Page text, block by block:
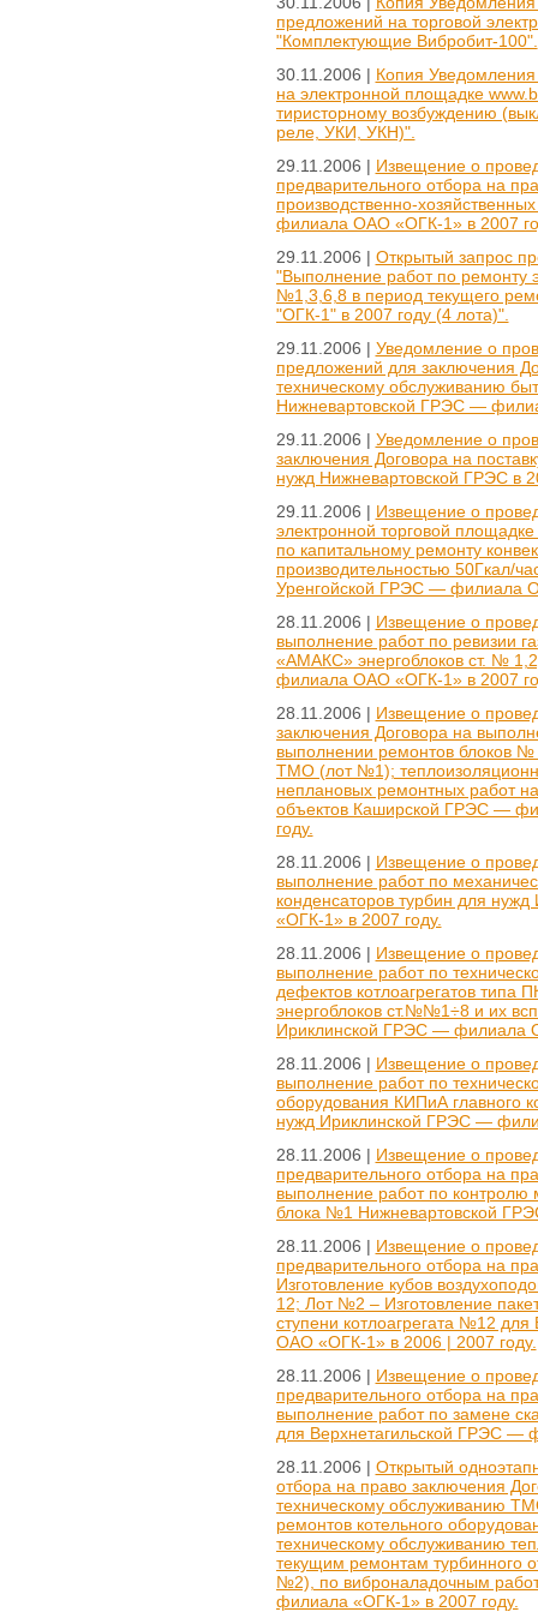
предложений на торговой
"Комплектующие Вибробит-100".
30.11.2006 | Копия Уведомления
на электронной площадке
тиристорному возбуждению
реле, УКИ, УКН)".
29.11.2006 | Извещение о
предварительного отбора на
производственно-
филиала ОАО «ОГК-1» в 2007
29.11.2006 | Открытый запрос
"Выполнение работ по ремонту
№1,3,6,8 в период текущего
"ОГК-1" в 2007 году (4 лота)".
29.11.2006 | Уведомление о
предложений для заключения
техническому обслуживанию
Нижневартовской ГРЭС —
29.11.2006 | Уведомление о
заключения Договора на
нужд Нижневартовской ГРЭС в
29.11.2006 | Извещение о
электронной торговой
по капитальному ремонту
производительностью 50Гкал/
Уренгойской ГРЭС — филиала
28.11.2006 | Извещение о
выполнение работ по ревизии
«АМАКС» энергоблоков ст. №
филиала ОАО «ОГК-1» в 2007
28.11.2006 | Извещение о
заключения Договора на
выполнении ремонтов блоков
ТМО (лот №1);
неплановых ремонтных работ
объектов Каширской ГРЭС —
году.
28.11.2006 | Извещение о
выполнение работ по
конденсаторов турбин для
«ОГК-1» в 2007 году.
28.11.2006 | Извещение о
выполнение работ по
дефектов котлоагрегатов
энергоблоков ст.№№1÷8 и их
Ириклинской ГРЭС — филиала
28.11.2006 | Извещение о
выполнение работ по
оборудования КИПиА главного
нужд Ириклинской ГРЭС —
28.11.2006 | Извещение о
предварительного отбора на
выполнение работ по контролю
блока №1 Нижневартовской
28.11.2006 | Извещение о
предварительного отбора на
Изготовление кубов
12; Лот №2 – Изготовление
ступени котлоагрегата №12
ОАО «ОГК-1» в 2006 | 2007 году.
28.11.2006 | Извещение о
предварительного отбора на
выполнение работ по замене
для Верхнетагильской ГРЭС —
28.11.2006 | Открытый
отбора на право заключения
техническому обслуживанию
ремонтов котельного
техническому обслуживанию
текущим ремонтам турбинного
№2), по виброналадочным
филиала «ОГК-1» в 2007 году.